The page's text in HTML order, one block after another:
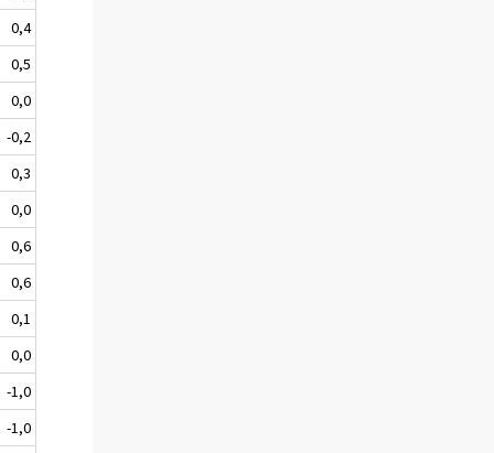
0,4
0,5
0,0
-0,2
0,3
0,0
0,6
0,6
0,1
0,0
-1,0
-1,0